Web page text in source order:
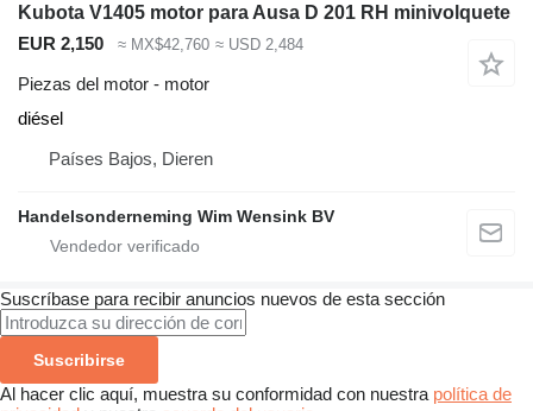
Kubota V1405 motor para Ausa D 201 RH minivolquete
EUR 2,150
≈ MX$42,760 ≈ USD 2,484
Piezas del motor - motor
diésel
Países Bajos, Dieren
Handelsonderneming Wim Wensink BV
Suscríbase para recibir anuncios nuevos de esta sección
Suscribirse
Al hacer clic aquí, muestra su conformidad con nuestra política de